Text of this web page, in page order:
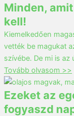
Minden,
kell!
Kiemelkedően
vették be magukat
szívébe. De mi is az
Tovább olvasom >>
Ezeket az
fogyaszd